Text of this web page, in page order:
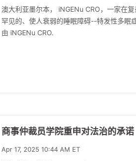
澳大利亚墨尔本， iNGENu CRO，一家在
罕见的、使人衰弱的睡眠障碍--特发性多眠
由 iNGENu CRO.
商事仲裁员学院重申对法治的承诺
Apr 17, 2025 10:44 AM ET